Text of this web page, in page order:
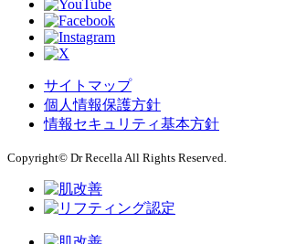
サイトマップ
個人情報保護方針
情報セキュリティ基本方針
Copyright© Dr Recella All Rights Reserved.